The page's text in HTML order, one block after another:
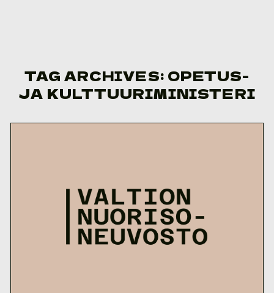
TAG ARCHIVES: OPETUS-
JA KULTTUURIMINISTERI